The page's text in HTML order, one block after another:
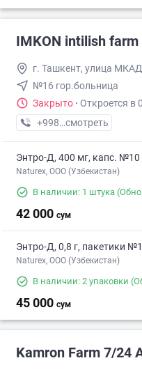
IMKON intilish farm
г. Ташкент, улица
№16 гор.больница
Закрыто · Откроется в
+998 (93) XXX-XX-XX
смотреть
Энтро-Д, 400 мг, капс. №10
Naturex, OOO (Узбекистан)
В наличии: 1 штука
42 000 сум
Энтро-Д, 0,8 г, пакетики
Naturex, OOO (Узбекистан)
В наличии: 2 упаковки
45 000 сум
Kamron Farm 7/24